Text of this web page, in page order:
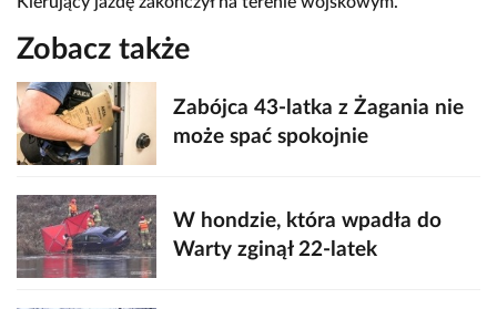
Zobacz także
Zabójca 43-latka z Żagania nie
może spać spokojnie
W hondzie, która wpadła do
Warty zginął 22-latek